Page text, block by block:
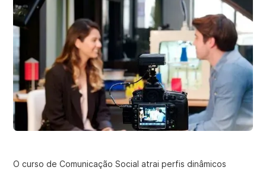
O curso de Comunicação Social atrai perfis dinâmicos